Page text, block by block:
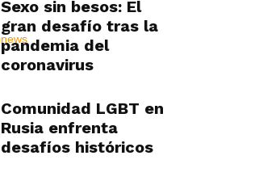
Sexo sin besos: El
gran desafío tras la
pandemia del
coronavirus
Comunidad LGBT en
Rusia enfrenta
desafíos históricos